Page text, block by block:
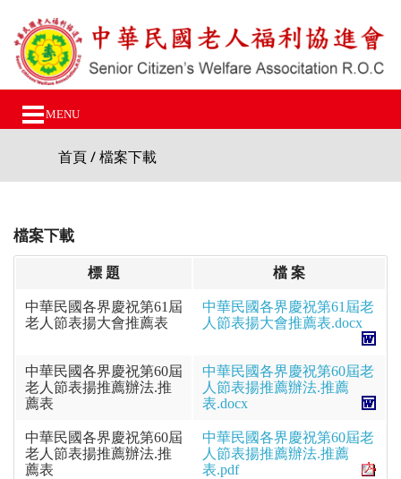
MENU
首頁 / 檔案下載
檔案下載
標 題 檔 案
中華民國各界慶祝第61屆
老人節表揚大會推薦表
中華民國各界慶祝第61屆老
人節表揚大會推薦表.docx
中華民國各界慶祝第60屆
老人節表揚推薦辦法.推
薦表
中華民國各界慶祝第60屆老
人節表揚推薦辦法.推薦
表.docx
中華民國各界慶祝第60屆
老人節表揚推薦辦法.推
薦表
中華民國各界慶祝第60屆老
人節表揚推薦辦法.推薦
表.pdf